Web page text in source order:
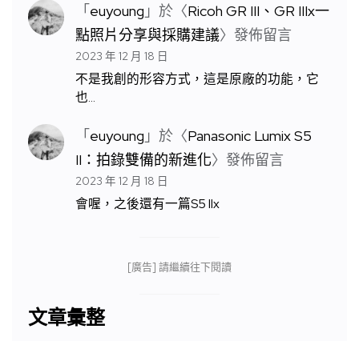
「euyoung 」於〈Ricoh GR III、GR IIIx一
點照片分享與採購建議〉發佈留言
2023 年 12 月 18 日
不是我創的形容方式，這是原廠的功能，它
也…
「euyoung 」於〈Panasonic Lumix S5
II：拍錄雙備的新進化〉發佈留言
2023 年 12 月 18 日
會喔，之後還有一篇S5 IIx
[廣告] 請繼續往下閱讀
文章彙整